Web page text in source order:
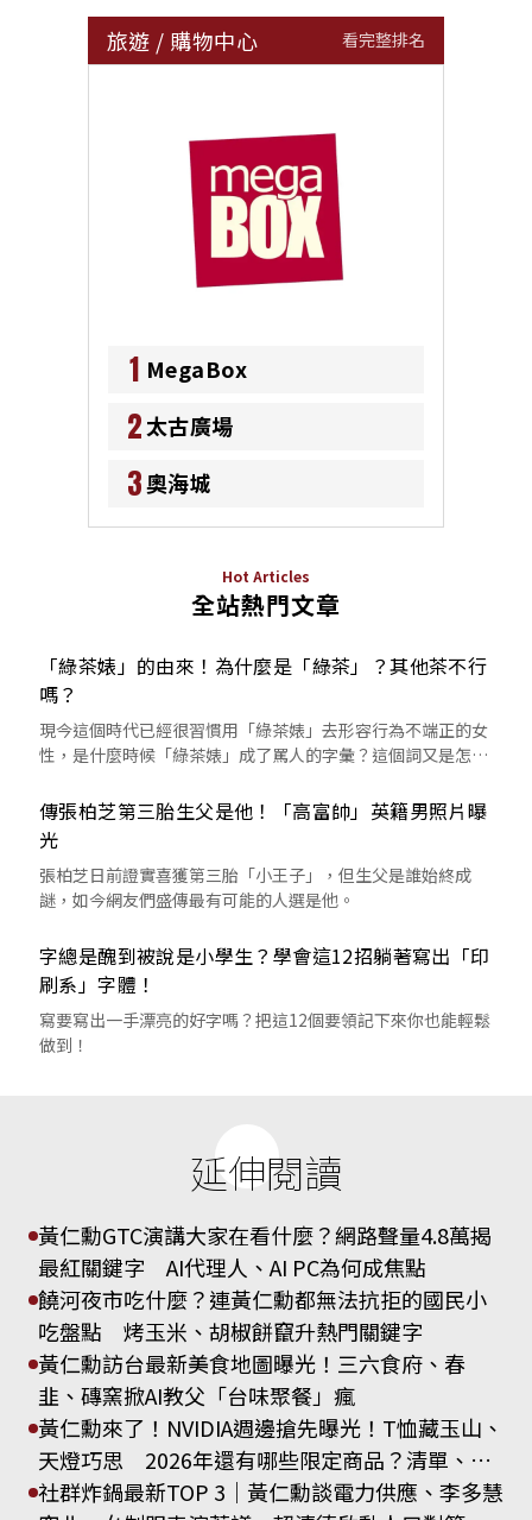
旅遊 / 購物中心 看完整排名
1 MegaBox
2太古廣場
3奧海城
Hot Articles
全站熱門文章
「綠茶婊」的由來！為什麼是「綠茶」？其他茶不行
嗎？
現今這個時代已經很習慣用「綠茶婊」去形容行為不端正的女
性，是什麼時候「綠茶婊」成了罵人的字彙？這個詞又是怎麼
傳張柏芝第三胎生父是他！「高富帥」英籍男照片曝
光
張柏芝日前證實喜獲第三胎「小王子」，但生父是誰始終成
謎，如今網友們盛傳最有可能的人選是他。
字總是醜到被說是小學生？學會這12招躺著寫出「印
刷系」字體！
寫要寫出一手漂亮的好字嗎？把這12個要領記下來你也能輕鬆
做到！
延伸閱讀
黃仁勳GTC演講大家在看什麼？網路聲量4.8萬揭
最紅關鍵字 AI代理人、AI PC為何成焦點
饒河夜市吃什麼？連黃仁勳都無法抗拒的國民小
吃盤點 烤玉米、胡椒餅竄升熱門關鍵字
黃仁勳訪台最新美食地圖曝光！三六食府、春
韭、磚窯掀AI教父「台味聚餐」瘋
黃仁勳來了！NVIDIA週邊搶先曝光！T恤藏玉山、
天燈巧思 2026年還有哪些限定商品？清單、購
買資格看這裡
社群炸鍋最新TOP 3｜黃仁勳談電力供應、李多慧